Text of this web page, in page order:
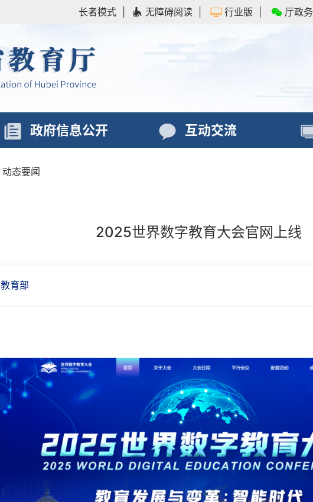
长者模式 无障碍阅读 行业版 厅政务
政府信息公开 互动交流
动态要闻
2025世界数字教育大会官网上线
教育部